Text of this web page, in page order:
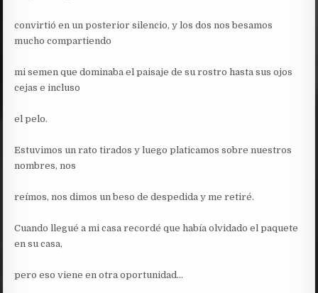
convirtió en un posterior silencio, y los dos nos besamos
mucho compartiendo
mi semen que dominaba el paisaje de su rostro hasta sus ojos
cejas e incluso
el pelo.
Estuvimos un rato tirados y luego platicamos sobre nuestros
nombres, nos
reímos, nos dimos un beso de despedida y me retiré.
Cuando llegué a mi casa recordé que había olvidado el paquete
en su casa,
pero eso viene en otra oportunidad…